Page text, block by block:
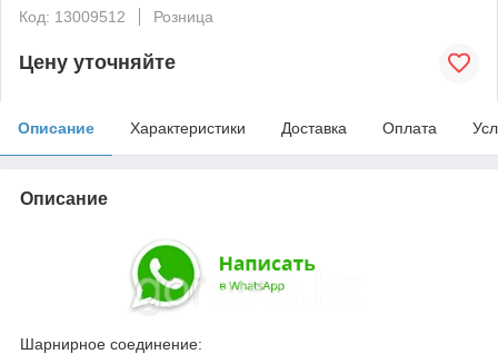
Код: 13009512
Розница
Цену уточняйте
Описание Характеристики Доставка Оплата
Описание
Шарнирное соединение: